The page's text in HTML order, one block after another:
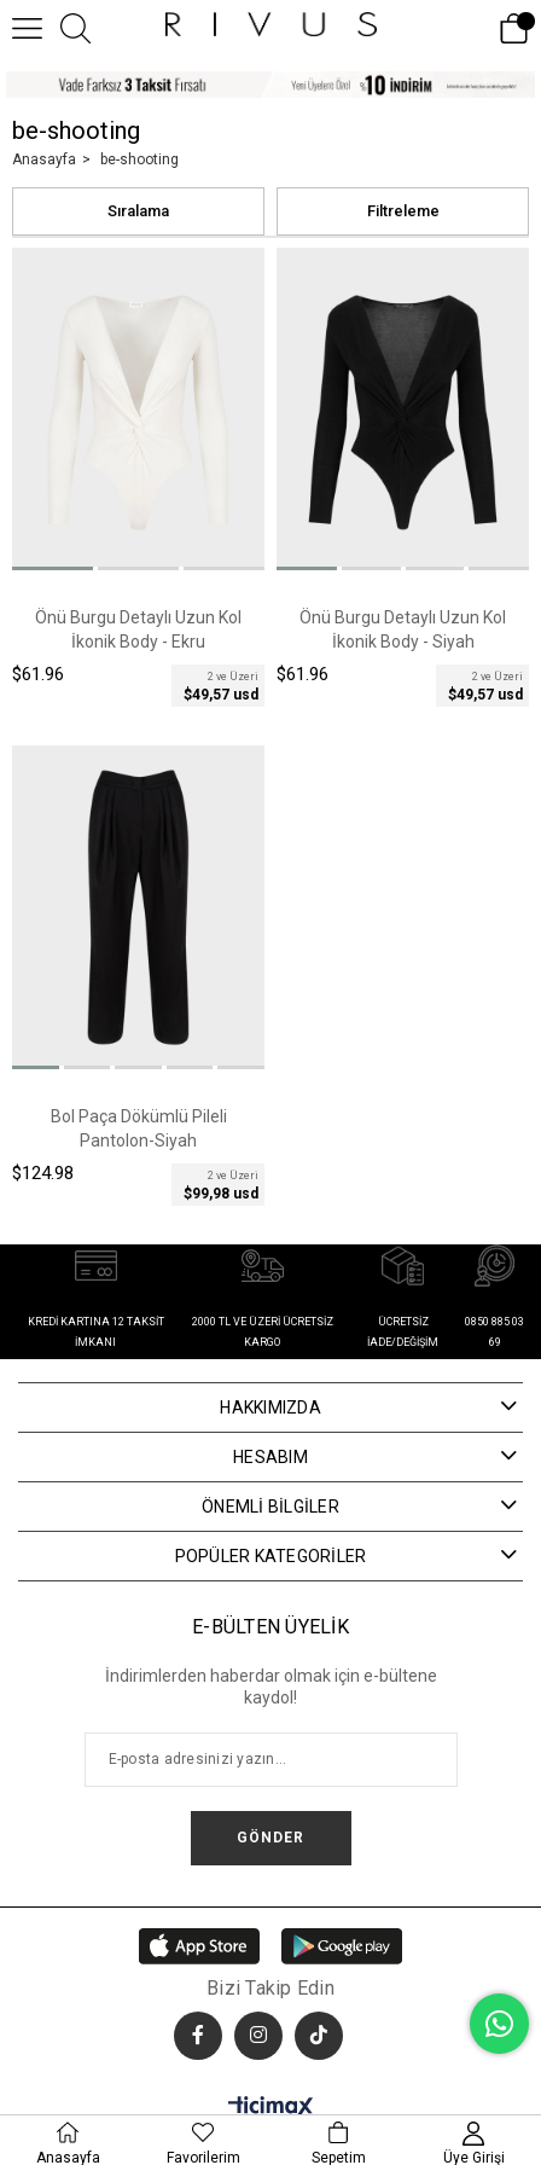
be-shooting
Anasayfa be-shooting
Filtreleme
Sıralama
Önü Burgu Detaylı Uzun Kol
İkonik Body - Ekru
$61.96 2 ve Üzeri
$49,57 usd
Önü Burgu Detaylı Uzun Kol
İkonik Body - Siyah
$61.96 2 ve Üzeri
$49,57 usd
Bol Paça Dökümlü Pileli
Pantolon-Siyah
$124.98 2 ve Üzeri
$99,98 usd
KREDI KARTINA 12 TAKSIT
İMKANI
2000 TL VE ÜZERI ÜCRETSIZ
KARGO
ÜCRETSIZ
İADE/DEĞIŞIM
0850 885 03
69
HAKKIMIZDA
HESABIM
ÖNEMLİ BİLGİLER
POPÜLER KATEGORİLER
E-BÜLTEN ÜYELİK
İndirimlerden haberdar olmak için e-bültene
kaydol!
GÖNDER
Bizi Takip Edin
© 2026 RIVUS | Tüm hakları saklıdır.
Anasayfa Favorilerim Sepetim Üye Girişi